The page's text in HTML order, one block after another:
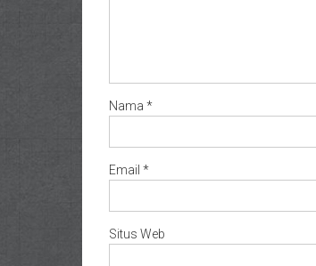
Nama *
Email *
Situs Web